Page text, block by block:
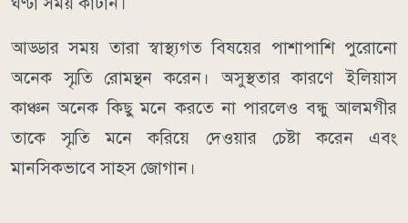
আড্ডার সময় তারা স্বাস্থ্যগত বিষয়ের পাশাপাশি পুরোনো
অনেক স্মৃতি রোমন্থন করেন। অসুস্থতার কারণে ইলিয়াস
কাঞ্চন অনেক কিছু মনে করতে না পারলেও বন্ধু আলমগীর
তাকে স্মৃতি মনে করিয়ে দেওয়ার চেষ্টা করেন এবং
মানসিকভাবে সাহস জোগান।